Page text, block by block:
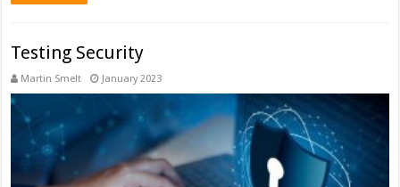
Testing Security
Martin Smelt January 2023